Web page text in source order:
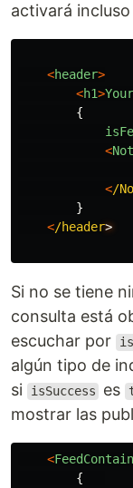
activará
<header>
<h1>Your
{
<
</
}
</header
Si no se tiene
consulta está
escuchar por
algún tipo de
si
isSuccess es
mostrar las
<
{